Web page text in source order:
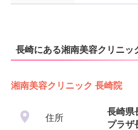
長崎にある湘南美容クリニッ
湘南美容クリニック 長崎院
住所
長崎県
プラザ